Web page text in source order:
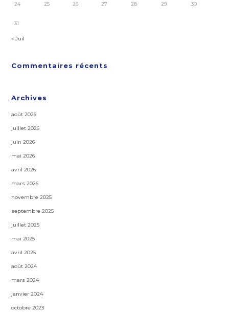
24 25 26 27 28 29 30
31
« Juil
Commentaires récents
Archives
août 2026
juillet 2026
juin 2026
mai 2026
avril 2026
mars 2026
novembre 2025
septembre 2025
juillet 2025
mai 2025
avril 2025
août 2024
mars 2024
janvier 2024
octobre 2023